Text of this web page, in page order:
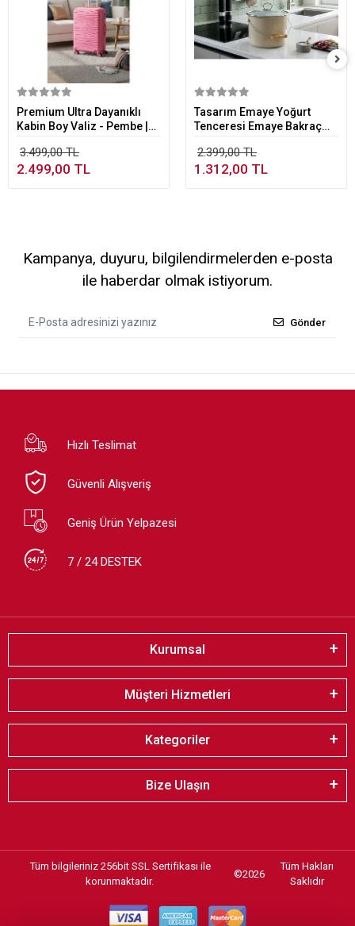
Sepete Ekle
Premium Ultra Dayanıklı
Kabin Boy Valiz - Pembe |
3.499,00 TL
2.499,00 TL
Sepete Ekle
Tasarım Emaye Yoğurt
Tenceresi Emaye Bakraç
2.399,00 TL
1.312,00 TL
Kampanya, duyuru, bilgilendirmelerden e-posta
ile haberdar olmak istiyorum.
Gönder
Hızlı Teslimat
Güvenli Alışveriş
Geniş Ürün Yelpazesi
7 / 24 DESTEK
Kurumsal
Müşteri Hizmetleri
Kategoriler
Bize Ulaşın
Tüm bilgileriniz 256bit SSL Sertifikası ile
korunmaktadır.
©2026
Tüm Hakları
Saklıdır